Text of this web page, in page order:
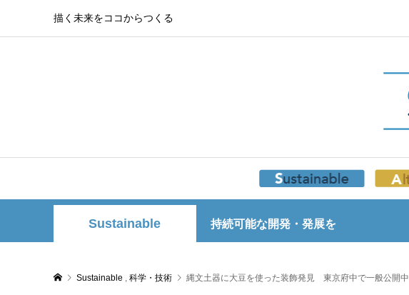
描く未来をココからつくる
Sustainable 持続可能な開発・発展を
Sustainable , 科学・技術 縄文土器に大豆を使った装飾発見 東京府中で一般公開中